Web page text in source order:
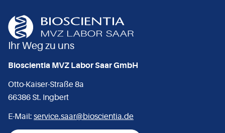
Ihr Weg zu uns
Bioscientia MVZ Labor Saar GmbH
Otto-Kaiser-Straße 8a
66386 St. Ingbert
E-Mail: service.saar@bioscientia.de